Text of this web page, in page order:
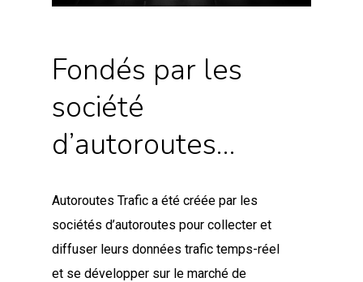
Fondés par les
société
d’autoroutes…
Autoroutes Trafic a été créée par les
sociétés d’autoroutes pour collecter et
diffuser leurs données trafic temps-réel
et se développer sur le marché de